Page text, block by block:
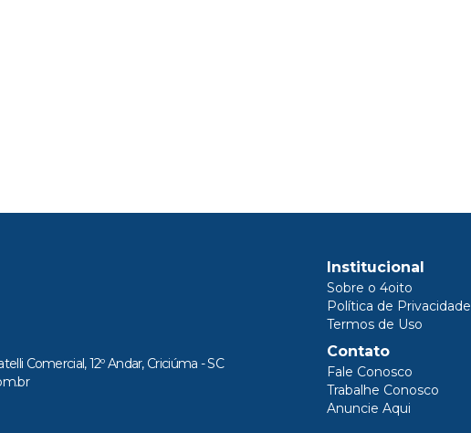
Comercial, 12º Andar, Criciúma - SC
Institucional
Sobre o 4oito
Política de Privacidade
Termos de Uso
Contato
Fale Conosco
Trabalhe Conosco
Anuncie Aqui